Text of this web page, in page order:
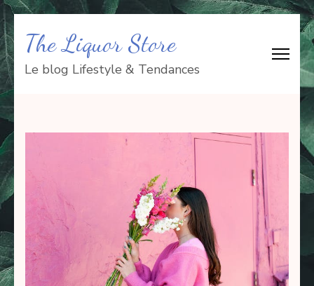
Aller
au
contenu
(Pressez
Entrée)
The Liquor Store
Le blog Lifestyle & Tendances